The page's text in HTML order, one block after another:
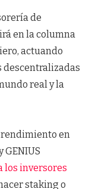
de
en la columna
actuando
descentralizadas
real y la
en
GENIUS
los inversores
staking o